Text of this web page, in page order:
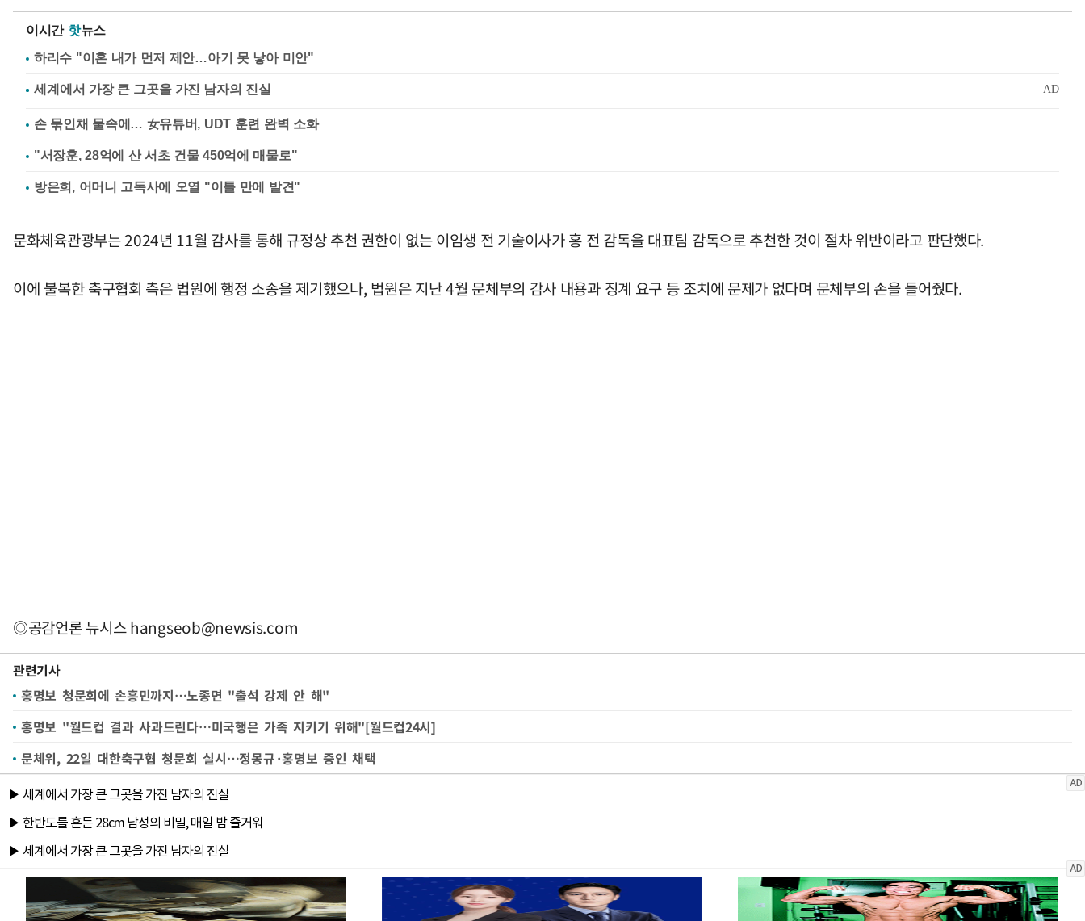
이시간 핫뉴스
하리수 "이혼 내가 먼저 제안…아기 못 낳아 미안"
손 묶인채 물속에… 女유튜버, UDT 훈련 완벽 소화
"서장훈, 28억에 산 서초 건물 450억에 매물로"
방은희, 어머니 고독사에 오열 "이틀 만에 발견"
문화체육관광부는 2024년 11월 감사를 통해 규정상 추천 권한이 없는 이임생 전 기술이사가 홍 전 감독을 대표팀 감독으로 추천한 것이 절차 위반이라고 판단했다.
이에 불복한 축구협회 측은 법원에 행정 소송을 제기했으나, 법원은 지난 4월 문체부의 감사 내용과 징계 요구 등 조치에 문제가 없다며 문체부의 손을 들어줬다.
◎공감언론 뉴시스hangseob@newsis.com
관련기사
홍명보 청문회에 손흥민까지…노종면 "출석 강제 안 해"
홍명보 "월드컵 결과 사과드린다…미국행은 가족 지키기 위해"[월드컵24시]
문체위, 22일 대한축구협 청문회 실시…정몽규·홍명보 증인 채택